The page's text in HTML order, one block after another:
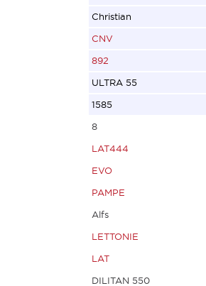
Christian
CNV
892
ULTRA 55
1585
8
LAT444
EVO
PAMPE
Alfs
LETTONIE
LAT
DILITAN 550